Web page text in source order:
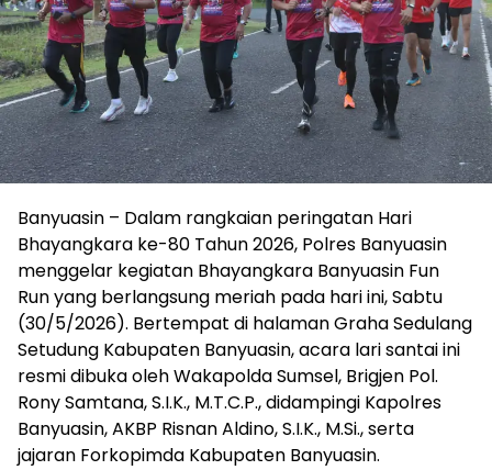
Banyuasin – Dalam rangkaian peringatan Hari
Bhayangkara ke-80 Tahun 2026, Polres Banyuasin
menggelar kegiatan Bhayangkara Banyuasin Fun
Run yang berlangsung meriah pada hari ini, Sabtu
(30/5/2026). Bertempat di halaman Graha Sedulang
Setudung Kabupaten Banyuasin, acara lari santai ini
resmi dibuka oleh Wakapolda Sumsel, Brigjen Pol.
Rony Samtana, S.I.K., M.T.C.P., didampingi Kapolres
Banyuasin, AKBP Risnan Aldino, S.I.K., M.Si., serta
jajaran Forkopimda Kabupaten Banyuasin.